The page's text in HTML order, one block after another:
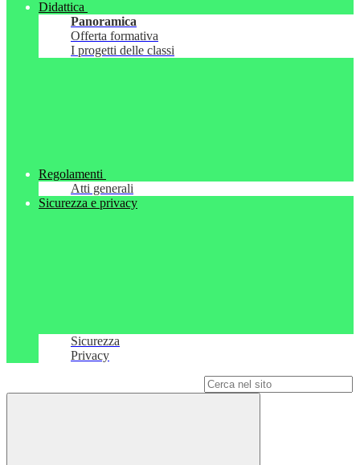
Didattica
Panoramica
Offerta formativa
I progetti delle classi
Regolamenti
Atti generali
Sicurezza e privacy
Sicurezza
Privacy